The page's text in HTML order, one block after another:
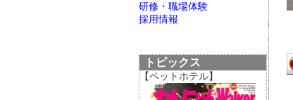
研修・職場体験
採用情報
トピックス
【ペットホテル】